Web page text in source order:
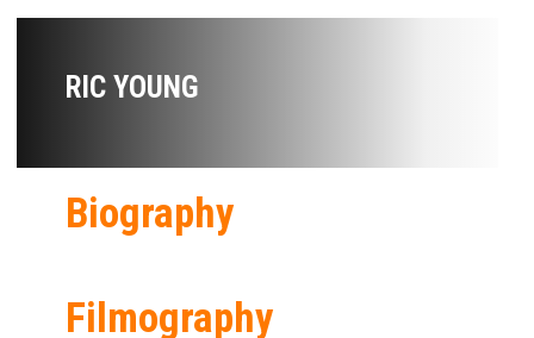
RIC YOUNG
Biography
Filmography